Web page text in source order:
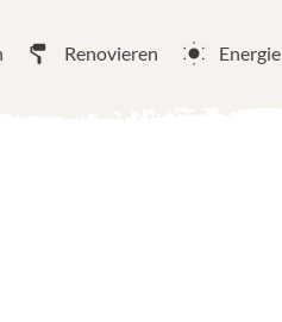
Renovieren Energie